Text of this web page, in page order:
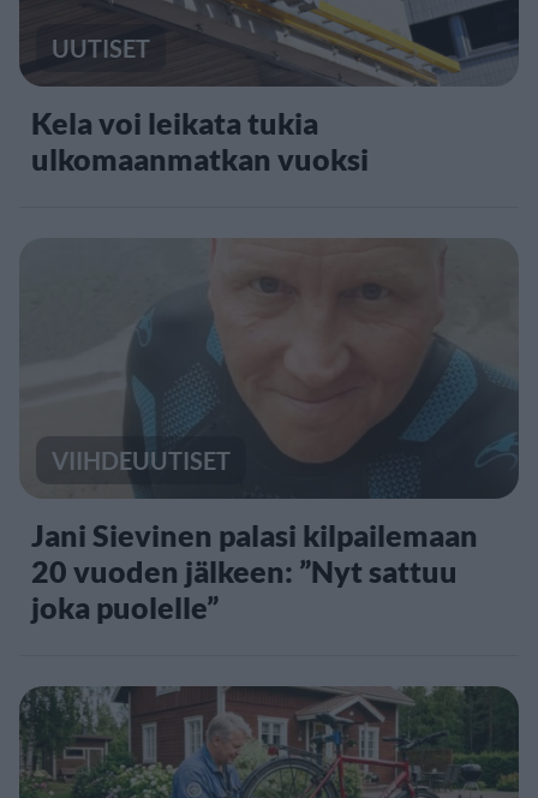
UUTISET
Kela voi leikata tukia
ulkomaanmatkan vuoksi
VIIHDEUUTISET
Jani Sievinen palasi kilpailemaan
20 vuoden jälkeen: ”Nyt sattuu
joka puolelle”